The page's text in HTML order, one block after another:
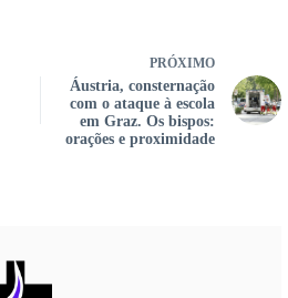
PRÓXIMO
Áustria, consternação
com o ataque à escola
em Graz. Os bispos:
orações e proximidade